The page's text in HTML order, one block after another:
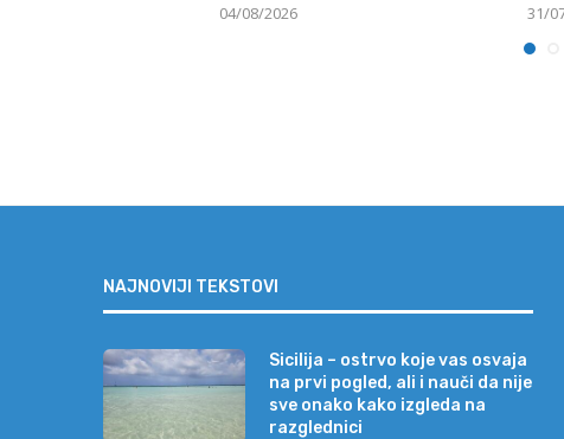
04/08/2026 31/
NAJNOVIJI TEKSTOVI
Sicilija – ostrvo koje vas osvaja
na prvi pogled, ali i nauči da nije
sve onako kako izgleda na
razglednici